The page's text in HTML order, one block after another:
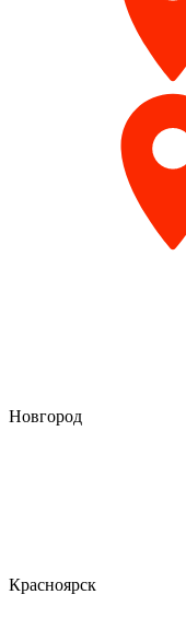
Новгород
Красноярск